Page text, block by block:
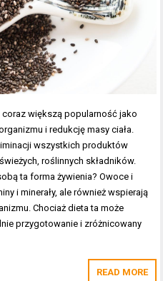
większą popularność jako
i redukcję masy ciała.
wszystkich produktów
roślinnych składników.
ta forma żywienia? Owoce i
i minerały, ale również wspierają
Chociaż dieta ta może
przygotowanie i zróżnicowany
READ MORE